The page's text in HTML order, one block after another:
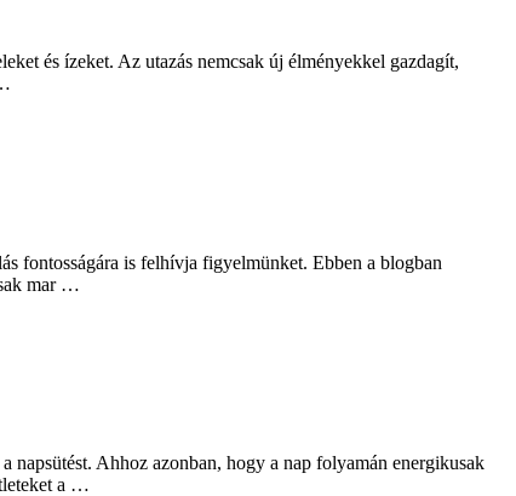
és ízeket. Az utazás nemcsak új élményekkel gazdagít,
fontosságára is felhívja figyelmünket. Ebben a blogban
mar …
Ahhoz azonban, hogy a nap folyamán energikusak
a …